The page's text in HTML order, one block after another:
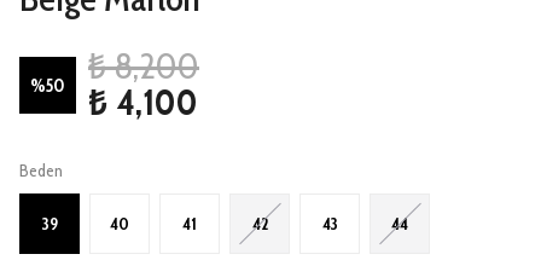
%50
₺ 8,200
₺ 4,100
Beden
39 40 41 42 43 44